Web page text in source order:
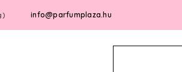
info@parfumplaza.hu